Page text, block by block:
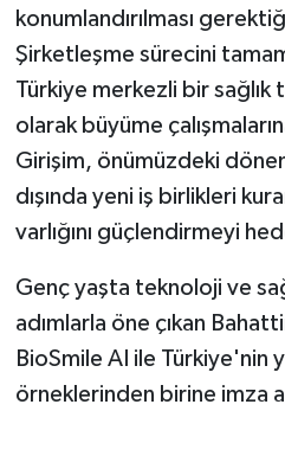
konumlandırılması
Şirketleşme sürecini
Türkiye merkezli bir
olarak büyüme
Girişim, önümüzdeki
dışında yeni iş birlikleri
varlığını güçlendirmeyi
Genç yaşta teknoloji ve
adımlarla öne çıkan
BioSmile AI ile Türkiye'nin
örneklerinden birine imza